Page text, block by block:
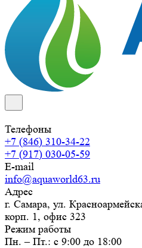
Телефоны
+7 (846) 310-34-22
+7 (917) 030-05-59
E-mail
info@aquaworld63.ru
Адрес
г. Самара, ул.
корп. 1, офис 323
Режим работы
Пн. – Пт.: с 9:00 до 18:00